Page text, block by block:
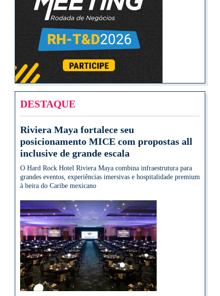
DESTAQUE
Riviera Maya fortalece seu
posicionamento MICE com propostas all
inclusive de grande escala
O Hard Rock Hotel Riviera Maya combina infraestrutura para
grandes eventos, experiências imersivas e hospitalidade premium
à beira do Caribe mexicano